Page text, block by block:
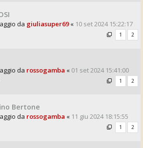
da giuliasuper69« 10 set 2024 15:22:17
1 2
da rossogamba « 01 set 2024 15:41:00
1 2
Bertone
da rossogamba « 11 giu 2024 18:15:55
1 2